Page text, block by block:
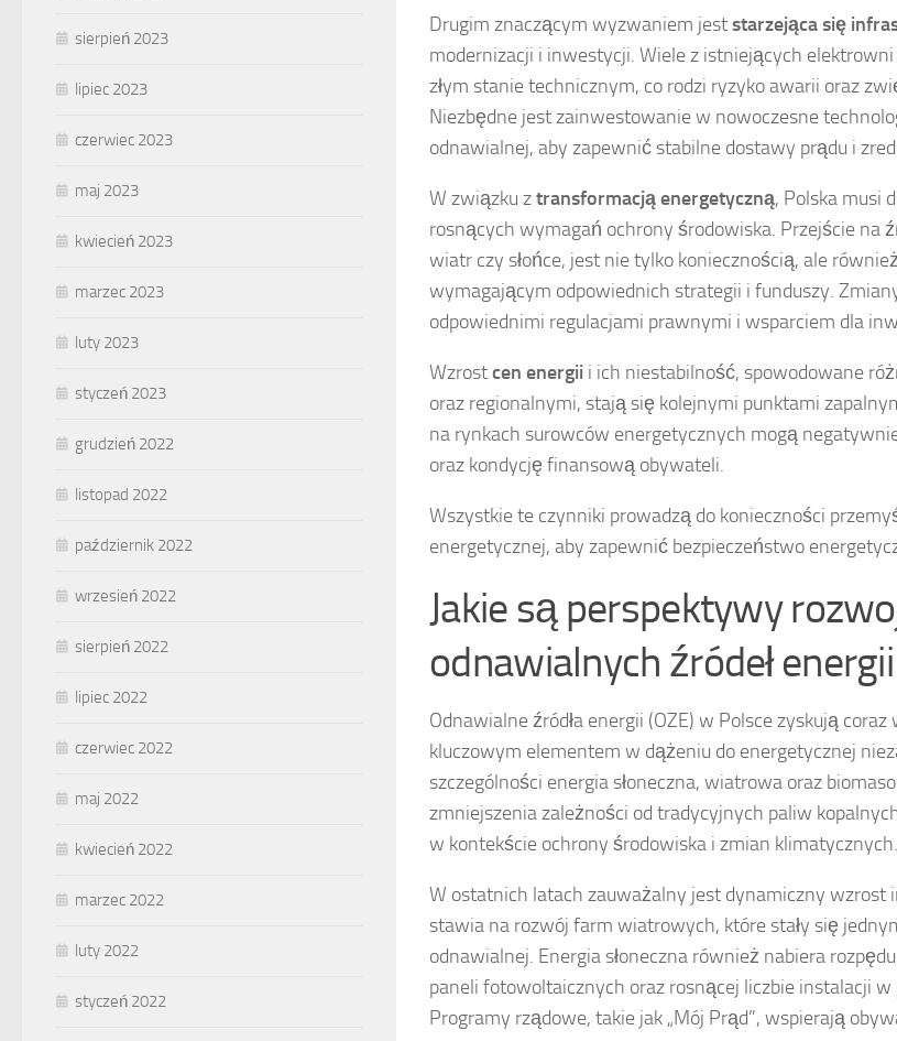
Drugim znaczącym wyzwaniem jeststarzejąca się
modernizacji i inwestycji. Wiele z istniejących
złym stanie technicznym, co rodzi ryzyko awarii oraz
Niezbędne jest zainwestowanie w nowoczesne
odnawialnej, aby zapewnić stabilne dostawy prądu i
W związku ztransformacją energetyczną, Polska musi
rosnących wymagań ochrony środowiska. Przejście na
wiatr czy słońce, jest nie tylko koniecznością, ale
wymagającym odpowiednich strategii i funduszy.
odpowiednimi regulacjami prawnymi i wsparciem dla
Wzrostcen energii i ich niestabilność, spowodowane
oraz regionalnymi, stają się kolejnymi punktami
na rynkach surowców energetycznych mogą
oraz kondycję finansową obywateli.
Wszystkie te czynniki prowadzą do konieczności
energetycznej, aby zapewnić bezpieczeństwo
Jakie są perspektywy
odnawialnych źródeł
Odnawialne źródła energii (OZE) w Polsce zyskują
kluczowym elementem w dążeniu do energetycznej
szczególności energia słoneczna, wiatrowa oraz
zmniejszenia zależności od tradycyjnych paliw
w kontekście ochrony środowiska i zmian klimatycznych.
W ostatnich latach zauważalny jest dynamiczny wzrost
stawia na rozwój farm wiatrowych, które stały się
odnawialnej. Energia słoneczna również nabiera
paneli fotowoltaicznych oraz rosnącej liczbie instalacji
Programy rządowe, takie jak „Mój Prąd”, wspierają
sierpień 2023
lipiec 2023
czerwiec 2023
maj 2023
kwiecień 2023
marzec 2023
luty 2023
styczeń 2023
grudzień 2022
listopad 2022
październik 2022
wrzesień 2022
sierpień 2022
lipiec 2022
czerwiec 2022
maj 2022
kwiecień 2022
marzec 2022
luty 2022
styczeń 2022